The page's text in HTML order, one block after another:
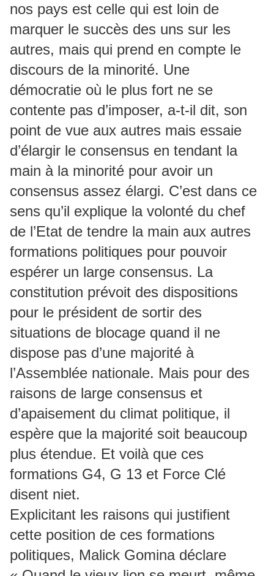
nos pays est celle qui est loin de
marquer le succès des uns sur les
autres, mais qui prend en compte le
discours de la minorité. Une
démocratie où le plus fort ne se
contente pas d’imposer, a-t-il dit, son
point de vue aux autres mais essaie
d’élargir le consensus en tendant la
main à la minorité pour avoir un
consensus assez élargi. C’est dans ce
sens qu’il explique la volonté du chef
de l’Etat de tendre la main aux autres
formations politiques pour pouvoir
espérer un large consensus. La
constitution prévoit des dispositions
pour le président de sortir des
situations de blocage quand il ne
dispose pas d’une majorité à
l’Assemblée nationale. Mais pour des
raisons de large consensus et
d’apaisement du climat politique, il
espère que la majorité soit beaucoup
plus étendue. Et voilà que ces
formations G4, G 13 et Force Clé
disent niet.
Explicitant les raisons qui justifient
cette position de ces formations
politiques, Malick Gomina déclare